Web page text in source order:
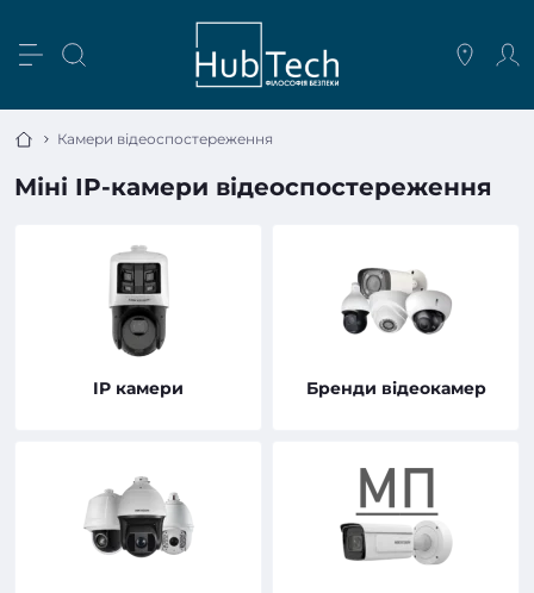
Камери відеоспостереження
Міні IP-камери відеоспостереження
IP камери Бренди відеокамер